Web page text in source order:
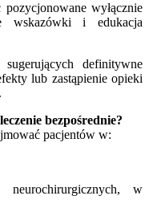
pozycjonowane wyłącznie
wskazówki i edukacja
definitywne
lub zastąpienie opieki
bezpośrednie?
pacjentów w:
neurochirurgicznych, w